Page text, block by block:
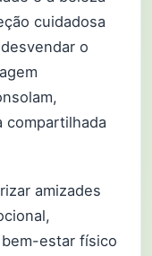
cuidadosa
o
compartilhada
amizades
estar físico